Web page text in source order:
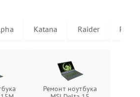
Katana Raider Pulse
Ремонт ноутбука